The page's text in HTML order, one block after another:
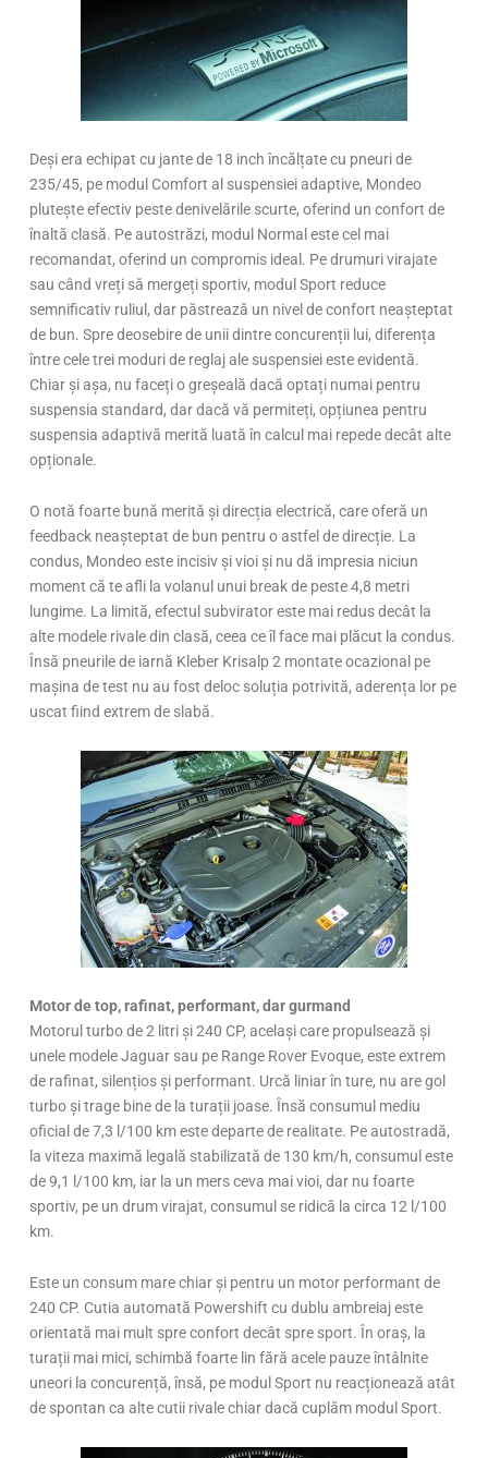
Deși era echipat cu jante de 18 inch încălțate cu pneuri de
235/45, pe modul Comfort al suspensiei adaptive, Mondeo
plutește efectiv peste denivelările scurte, oferind un confort de
înaltă clasă. Pe autostrăzi, modul Normal este cel mai
recomandat, oferind un compromis ideal. Pe drumuri virajate
sau când vreți să mergeți sportiv, modul Sport reduce
semnificativ ruliul, dar păstrează un nivel de confort neașteptat
de bun. Spre deosebire de unii dintre concurenții lui, diferența
între cele trei moduri de reglaj ale suspensiei este evidentă.
Chiar și așa, nu faceți o greșeală dacă optați numai pentru
suspensia standard, dar dacă vă permiteți, opțiunea pentru
suspensia adaptivă merită luată în calcul mai repede decât alte
opționale.
O notă foarte bună merită și direcția electrică, care oferă un
feedback neașteptat de bun pentru o astfel de direcție. La
condus, Mondeo este incisiv și vioi și nu dă impresia niciun
moment că te afli la volanul unui break de peste 4,8 metri
lungime. La limită, efectul subvirator este mai redus decât la
alte modele rivale din clasă, ceea ce îl face mai plăcut la condus.
Însă pneurile de iarnă Kleber Krisalp 2 montate ocazional pe
mașina de test nu au fost deloc soluția potrivită, aderența lor pe
uscat fiind extrem de slabă.
Motor de top, rafinat, performant, dar gurmand
Motorul turbo de 2 litri și 240 CP, același care propulsează și
unele modele Jaguar sau pe Range Rover Evoque, este extrem
de rafinat, silențios și performant. Urcă liniar în ture, nu are gol
turbo și trage bine de la turații joase. Însă consumul mediu
oficial de 7,3 l/100 km este departe de realitate. Pe autostradă,
la viteza maximă legală stabilizată de 130 km/h, consumul este
de 9,1 l/100 km, iar la un mers ceva mai vioi, dar nu foarte
sportiv, pe un drum virajat, consumul se ridică la circa 12 l/100
km.
Este un consum mare chiar și pentru un motor performant de
240 CP. Cutia automată Powershift cu dublu ambreiaj este
orientată mai mult spre confort decât spre sport. În oraș, la
turații mai mici, schimbă foarte lin fără acele pauze întâlnite
uneori la concurență, însă, pe modul Sport nu reacționează atât
de spontan ca alte cutii rivale chiar dacă cuplăm modul Sport.